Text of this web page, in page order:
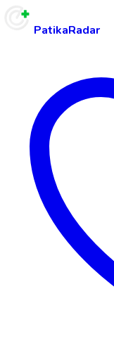
PatikaRadar